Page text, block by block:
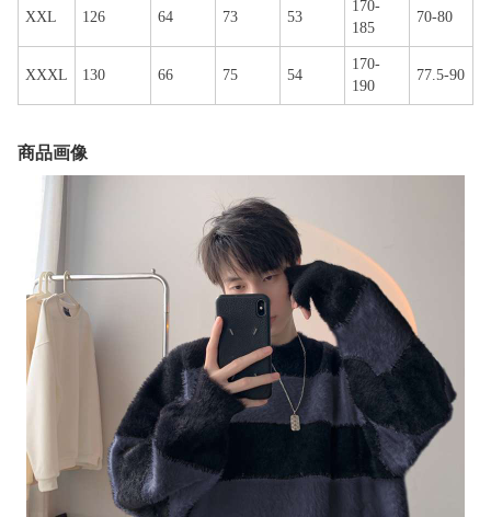
XXL 126 64 73 53
170-
185
70-80
XXXL 130 66 75 54
170-
190
77.5-90
商品画像